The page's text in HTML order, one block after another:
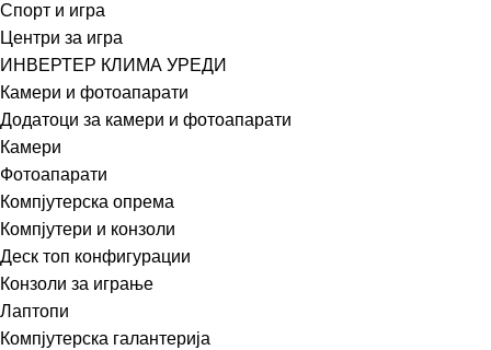
Спорт и игра
Центри за игра
ИНВЕРТЕР КЛИМА УРЕДИ
Камери и фотоапарати
Додатоци за камери и фотоапарати
Камери
Фотоапарати
Компјутерска опрема
Компјутери и конзоли
Деск топ конфигурации
Конзоли за играње
Лаптопи
Компјутерска галантерија